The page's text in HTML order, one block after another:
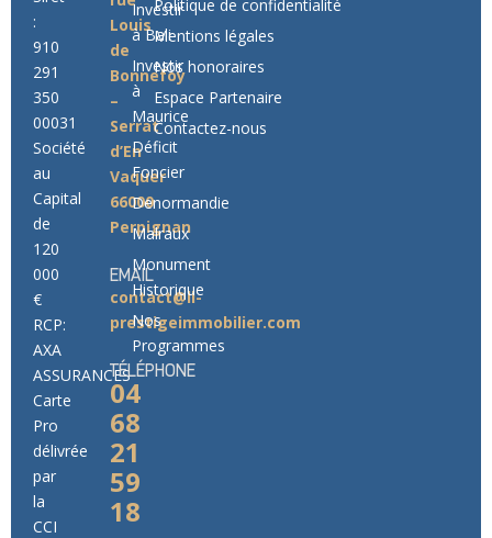
:
910
291
350
00031
Société
au
Capital
de
120
000
€
RCP:
AXA
ASSURANCES
Carte
Pro
délivrée
par
la
CCI
Louis
de
Bonnefoy
–
Serrat
d’En
Vaquer
66000
Perpignan
EMAIL
contact@ll-
prestigeimmobilier.com
TÉLÉPHONE
04
68
21
59
18
Investir
à Bali
Investir
à
Maurice
Déficit
Foncier
Denormandie
Malraux
Monument
Historique
Nos
Programmes
Politique de confidentialité
Mentions légales
Nos honoraires
Espace Partenaire
Contactez-nous